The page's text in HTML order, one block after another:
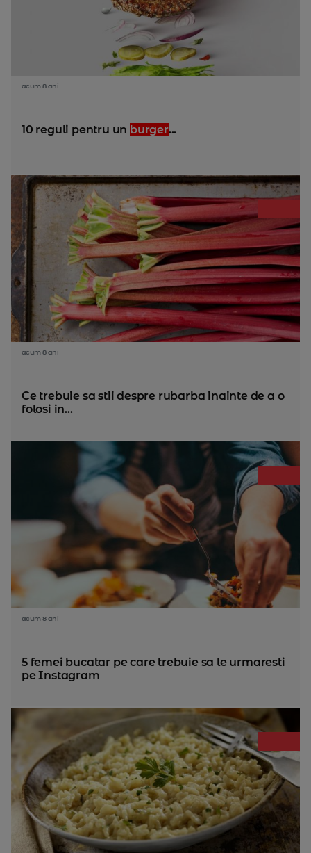
acum 8 ani
10 reguli pentru un burger...
acum 8 ani
Ce trebuie sa stii despre rubarba inainte de a o
folosi in...
acum 8 ani
5 femei bucatar pe care trebuie sa le urmaresti
pe Instagram